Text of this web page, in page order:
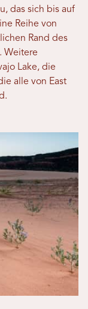
das sich bis auf
Reihe von
Rand des
Weitere
Lake, die
alle von East